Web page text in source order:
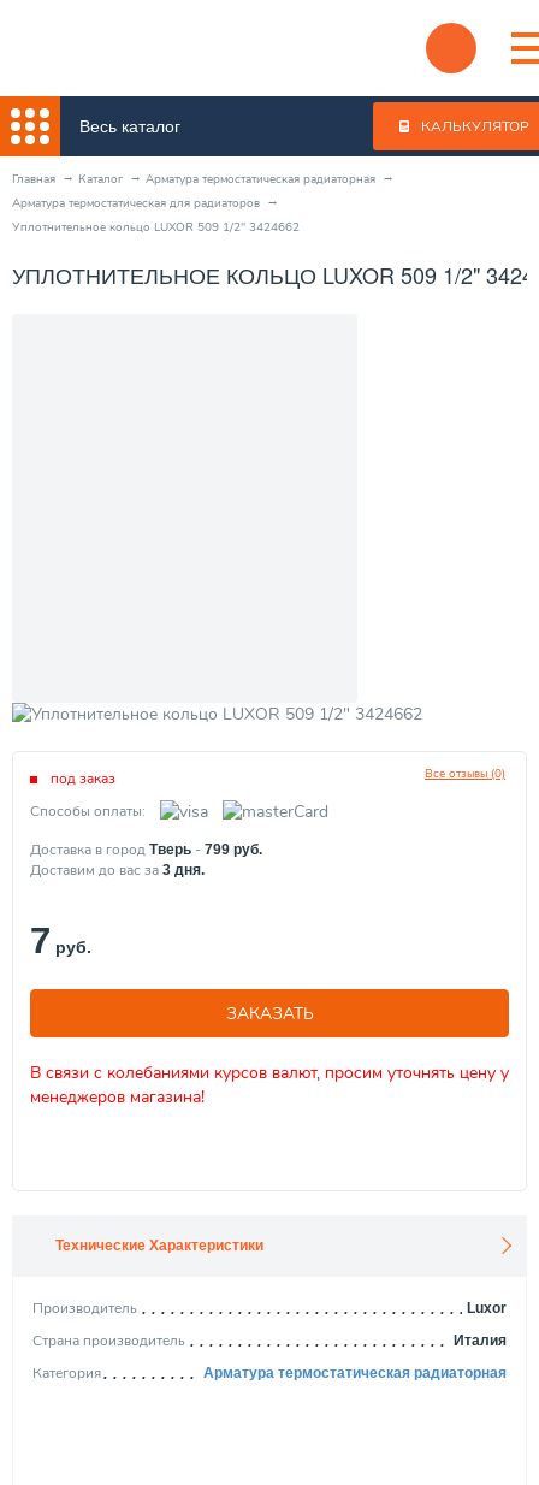
Весь каталог КАЛЬКУЛЯТОР
Главная Каталог
Арматура термостатическая радиаторная
Арматура термостатическая для радиаторов
Уплотнительное кольцо LUXOR 509 1/2" 3424662
УПЛОТНИТЕЛЬНОЕ КОЛЬЦО LUXOR 509 1/2"
Все отзывы (0)
под заказ
Способы оплаты:
Доставка в город Тверь - 799 руб.
Доставим до вас за 3 дня.
7 руб.
ЗАКАЗАТЬ
В связи с колебаниями курсов валют, просим уточнять цену у
менеджеров магазина!
Технические Характеристики
Производитель Luxor
Страна производитель Италия
Категория Арматура термостатическая радиаторная